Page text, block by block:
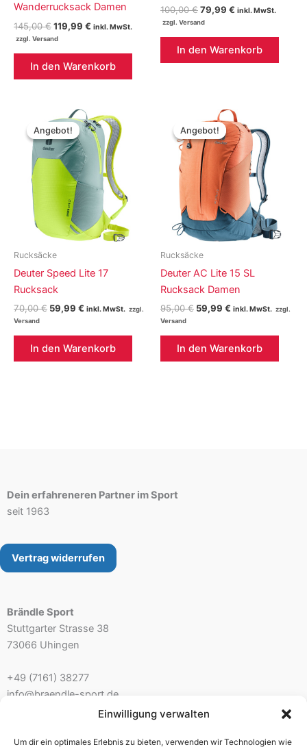
Einwilligung verwalten
Um dir ein optimales Erlebnis zu bieten, verwenden wir Technologien wie
Wanderrucksack Damen
145,00€Ursprünglicher
Preis
145,00 €
119,99 € Aktueller
119,99 €.
inkl. MwSt.
In den Warenkorb
100,00€Ursprünglicher
Preis
100,00 €
79,99 € Aktueller
79,99 €.
inkl. MwSt.
In den Warenkorb
Angebot!
Angebot!
Rucksäcke
Deuter Speed Lite 17
Rucksack
70,00€ Ursprünglicher
70,00 €
59,99 € Aktueller
59,99 €.
inkl. MwSt.
In den Warenkorb
Angebot!
Angebot!
Rucksäcke
Deuter AC Lite 15 SL
Rucksack Damen
95,00€ Ursprünglicher
95,00 €
59,99 € Aktueller
59,99 €.
inkl. MwSt.
In den Warenkorb
Dein erfahreneren Partner im Sport
seit 1963
Vertrag widerrufen
Brändle Sport
Stuttgarter Strasse 38
73066 Uhingen
+49 (7161) 38277
info@braendle-sport.de